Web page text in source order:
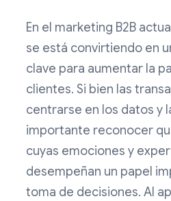
En el marketing B2B
se está convirtiendo en
clave para aumentar la
clientes. Si bien las
centrarse en los datos y
importante reconocer
cuyas emociones y
desempeñan un papel
toma de decisiones. Al